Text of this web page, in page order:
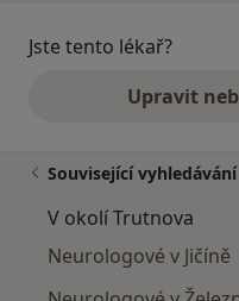
Jste tento lékař?
Upravit
Související vyhledávání
V okolí Trutnova
Neurologové v Jičíně